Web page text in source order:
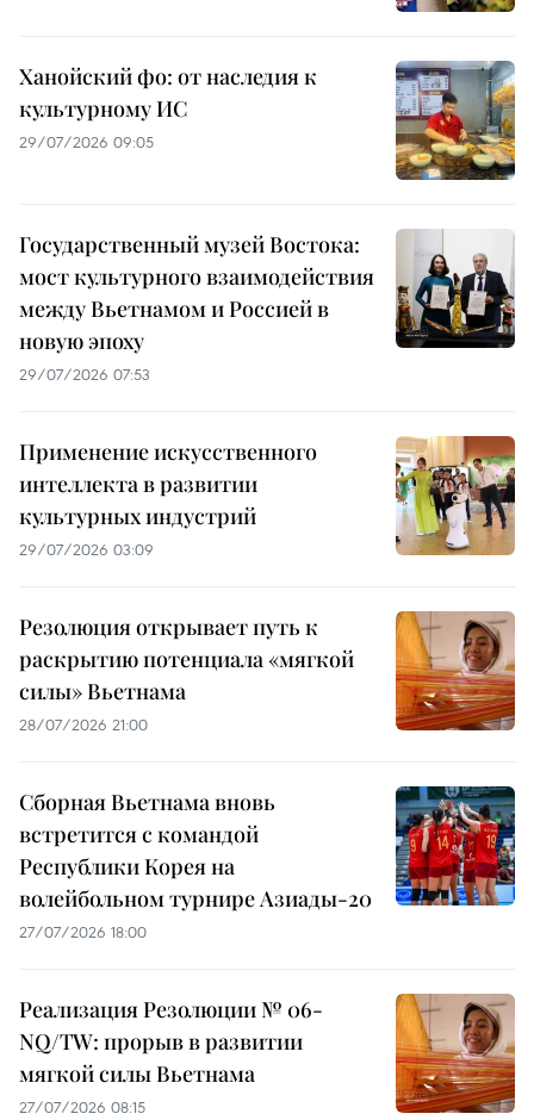
Ханойский фо: от наследия к
культурному ИС
29/07/2026 09:05
Государственный музей Востока:
мост культурного взаимодействия
между Вьетнамом и Россией в
новую эпоху
29/07/2026 07:53
Применение искусственного
интеллекта в развитии
культурных индустрий
29/07/2026 03:09
Резолюция открывает путь к
раскрытию потенциала «мягкой
силы» Вьетнама
28/07/2026 21:00
Сборная Вьетнама вновь
встретится с командой
Республики Корея на
волейбольном турнире Азиады-20
27/07/2026 18:00
Реализация Резолюции № 06-
NQ/TW: прорыв в развитии
мягкой силы Вьетнама
27/07/2026 08:15